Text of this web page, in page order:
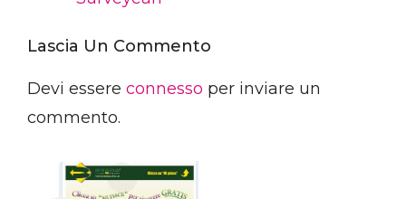
Lascia Un Commento
Devi essere connesso per inviare un
commento.